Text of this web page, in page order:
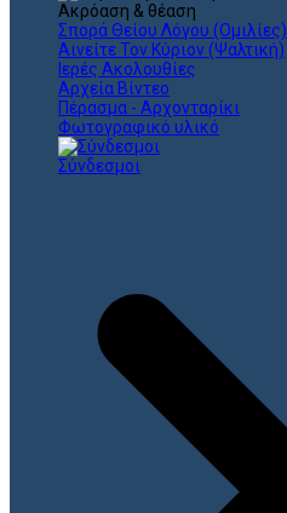
Ακρόαση & θέαση
Σπορά Θείου Λόγου (Ομιλίες)
Αινείτε Τον Κύριον (Ψαλτική)
Ιερές Ακολουθίες
Αρχεία Βίντεο
Πέρασμα - Αρχονταρίκι
Φωτογραφικό υλικό
Σύνδεσμοι